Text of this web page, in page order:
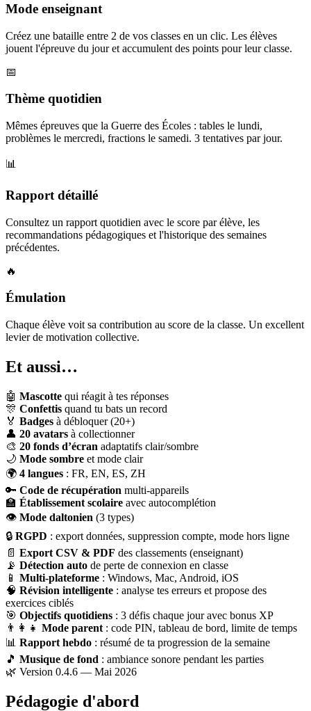
Mode enseignant
Créez une bataille entre 2 de vos classes en un clic. Les élèves
jouent l'épreuve du jour et accumulent des points pour leur classe.
📅
Thème quotidien
Mêmes épreuves que la Guerre des Écoles : tables le lundi,
problèmes le mercredi, fractions le samedi. 3 tentatives par jour.
📊
Rapport détaillé
Consultez un rapport quotidien avec le score par élève, les
recommandations pédagogiques et l'historique des semaines
précédentes.
🔥
Émulation
Chaque élève voit sa contribution au score de la classe. Un excellent
levier de motivation collective.
Et aussi…
🤖 Mascotte qui réagit à tes réponses
🎊 Confettis quand tu bats un record
🏅 Badges à débloquer (20+)
👤 20 avatars à collectionner
🎨 20 fonds d’écran adaptatifs clair/sombre
🌙 Mode sombre et mode clair
🌍 4 langues : FR, EN, ES, ZH
🔑 Code de récupération multi-appareils
🏫 Établissement scolaire avec autocomplétion
👁 Mode daltonien (3 types)
🔒 RGPD : export données, suppression compte, mode hors ligne
📄 Export CSV & PDF des classements (enseignant)
📡 Détection auto de perte de connexion en classe
📱 Multi-plateforme : Windows, Mac, Android, iOS
🧠 Révision intelligente : analyse tes erreurs et propose des
exercices ciblés
🎯 Objectifs quotidiens : 3 défis chaque jour avec bonus XP
👨‍👩‍👧 Mode parent : code PIN, tableau de bord, limite de temps
📊 Rapport hebdo : résumé de ta progression de la semaine
🎵 Musique de fond : ambiance sonore pendant les parties
🌿 Version 0.4.6 — Mai 2026
Pédagogie d'abord